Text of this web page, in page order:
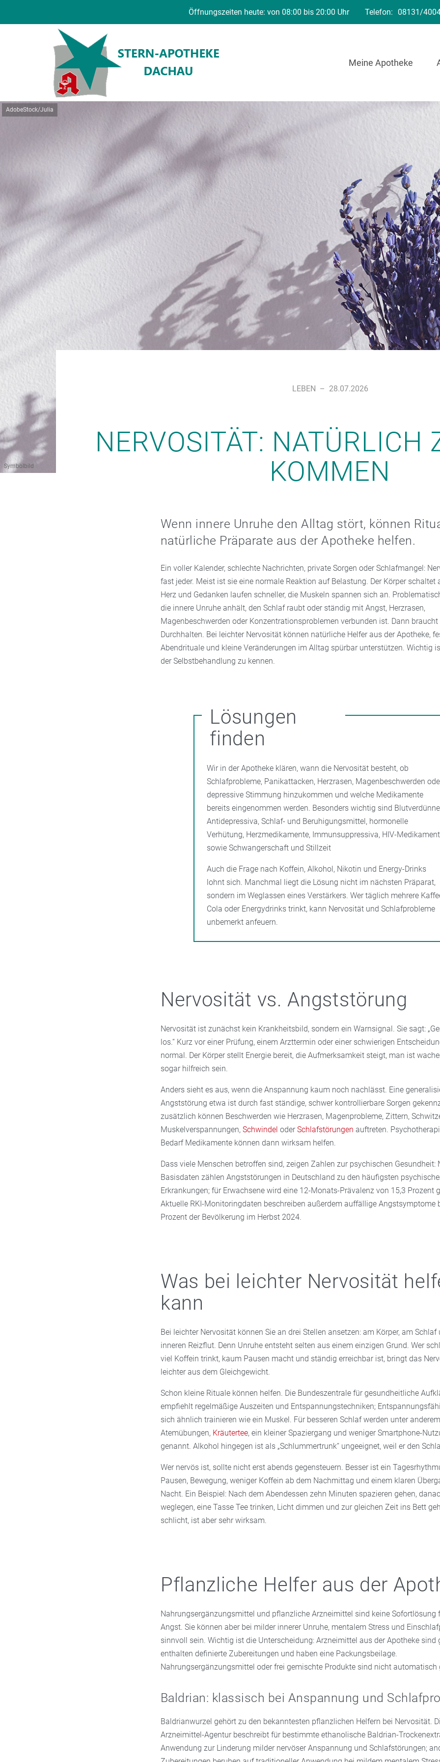
Öffnungszeiten heute: von 08:00 bis 20:00 Uhr Telefon: 08131/
Meine Apotheke
AdobeStock/Julia
Symbolbild
LEBEN – 28.07.2026
NERVOSITÄT: NATÜRLICH
KOMMEN
Wenn innere Unruhe den Alltag stört, können
natürliche Präparate aus der Apotheke helfen.
Ein voller Kalender, schlechte Nachrichten, private Sorgen oder Schlafmangel:
fast jeder. Meist ist sie eine normale Reaktion auf Belastung. Der Körper schaltet
Herz und Gedanken laufen schneller, die Muskeln spannen sich an.
die innere Unruhe anhält, den Schlaf raubt oder ständig mit Angst, Herzrasen,
Magenbeschwerden oder Konzentrationsproblemen verbunden ist. Dann
Durchhalten. Bei leichter Nervosität können natürliche Helfer aus der Apotheke,
Abendrituale und kleine Veränderungen im Alltag spürbar unterstützen. Wichtig
der Selbstbehandlung zu kennen.
Lösungen
finden
Wir in der Apotheke klären, wann die Nervosität besteht, ob
Schlafprobleme, Panikattacken, Herzrasen, Magenbeschwerden
depressive Stimmung hinzukommen und welche Medikamente
bereits eingenommen werden. Besonders wichtig sind
Antidepressiva, Schlaf- und Beruhigungsmittel, hormonelle
Verhütung, Herzmedikamente, Immunsuppressiva, HIV-
sowie Schwangerschaft und Stillzeit
Auch die Frage nach Koffein, Alkohol, Nikotin und Energy-Drinks
lohnt sich. Manchmal liegt die Lösung nicht im nächsten Präparat,
sondern im Weglassen eines Verstärkers. Wer täglich mehrere
Cola oder Energydrinks trinkt, kann Nervosität und Schlafprobleme
unbemerkt anfeuern.
Nervosität vs. Angststörung
Nervosität ist zunächst kein Krankheitsbild, sondern ein Warnsignal. Sie sagt:
los.“ Kurz vor einer Prüfung, einem Arzttermin oder einer schwierigen
normal. Der Körper stellt Energie bereit, die Aufmerksamkeit steigt, man ist
sogar hilfreich sein.
Anders sieht es aus, wenn die Anspannung kaum noch nachlässt. Eine
Angststörung etwa ist durch fast ständige, schwer kontrollierbare Sorgen
zusätzlich können Beschwerden wie Herzrasen, Magenprobleme, Zittern,
Muskelverspannungen, Schwindel oder Schlafstörungen auftreten.
Bedarf Medikamente können dann wirksam helfen.
Dass viele Menschen betroffen sind, zeigen Zahlen zur psychischen Gesundheit:
Basisdaten zählen Angststörungen in Deutschland zu den häufigsten
Erkrankungen; für Erwachsene wird eine 12-Monats-Prävalenz von 15,3 Prozent
Aktuelle RKI-Monitoringdaten beschreiben außerdem auffällige Angstsymptome
Prozent der Bevölkerung im Herbst 2024.
Was bei leichter Nervosität
kann
Bei leichter Nervosität können Sie an drei Stellen ansetzen: am Körper, am Schlaf
inneren Reizflut. Denn Unruhe entsteht selten aus einem einzigen Grund. Wer
viel Koffein trinkt, kaum Pausen macht und ständig erreichbar ist, bringt das
leichter aus dem Gleichgewicht.
Schon kleine Rituale können helfen. Die Bundeszentrale für gesundheitliche
empfiehlt regelmäßige Auszeiten und Entspannungstechniken;
sich ähnlich trainieren wie ein Muskel. Für besseren Schlaf werden unter
Atemübungen, Kräutertee, ein kleiner Spaziergang und weniger Smartphone-
genannt. Alkohol hingegen ist als „Schlummertrunk“ ungeeignet, weil er den
Wer nervös ist, sollte nicht erst abends gegensteuern. Besser ist ein
Pausen, Bewegung, weniger Koffein ab dem Nachmittag und einem klaren
Nacht. Ein Beispiel: Nach dem Abendessen zehn Minuten spazieren gehen,
weglegen, eine Tasse Tee trinken, Licht dimmen und zur gleichen Zeit ins Bett
schlicht, ist aber sehr wirksam.
Pflanzliche Helfer aus der
Nahrungsergänzungsmittel und pflanzliche Arzneimittel sind keine Sofortlösung
Angst. Sie können aber bei milder innerer Unruhe, mentalem Stress und
sinnvoll sein. Wichtig ist die Unterscheidung: Arzneimittel aus der Apotheke sind
enthalten definierte Zubereitungen und haben eine Packungsbeilage.
Nahrungsergänzungsmittel oder frei gemischte Produkte sind nicht automatisch
Baldrian: klassisch bei Anspannung und
Baldrianwurzel gehört zu den bekanntesten pflanzlichen Helfern bei Nervosität.
Arzneimittel-Agentur beschreibt für bestimmte ethanolische Baldrian-
Anwendung zur Linderung milder nervöser Anspannung und Schlafstörungen;